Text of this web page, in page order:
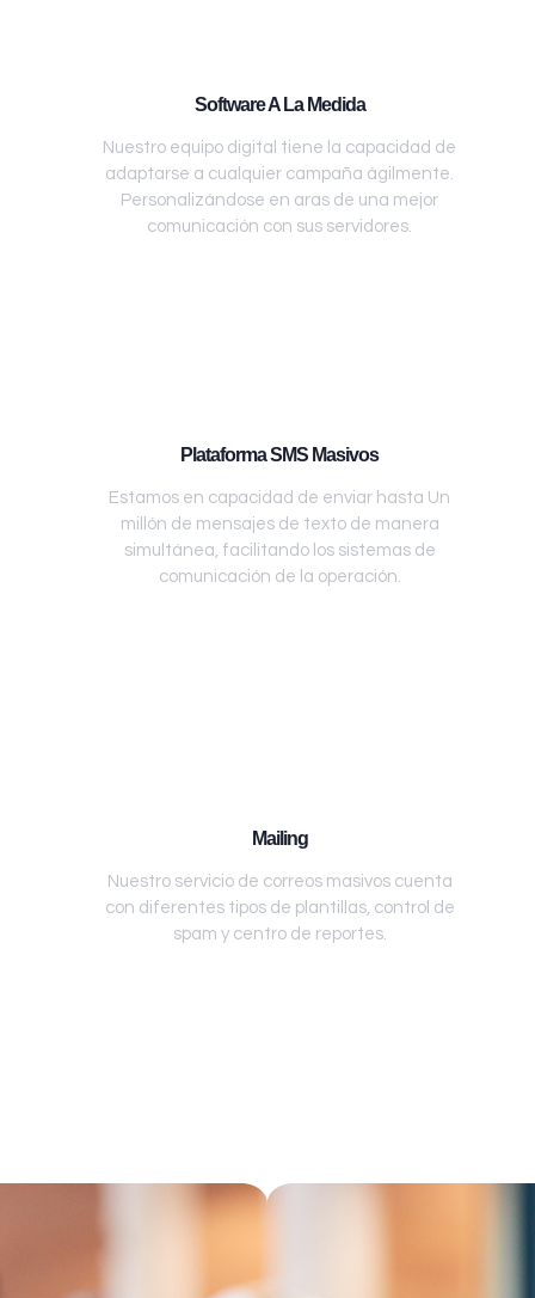
Software A La Medida
Nuestro equipo digital tiene la capacidad de
adaptarse a cualquier campaña ágilmente.
Personalizándose en aras de una mejor
comunicación con sus servidores.
Plataforma SMS Masivos
Estamos en capacidad de enviar hasta Un
millón de mensajes de texto de manera
simultánea, facilitando los sistemas de
comunicación de la operación.
Mailing
Nuestro servicio de correos masivos cuenta
con diferentes tipos de plantillas, control de
spam y centro de reportes.